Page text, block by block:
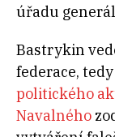
úřadu
Bastrykin
federace,
politického
Navalného